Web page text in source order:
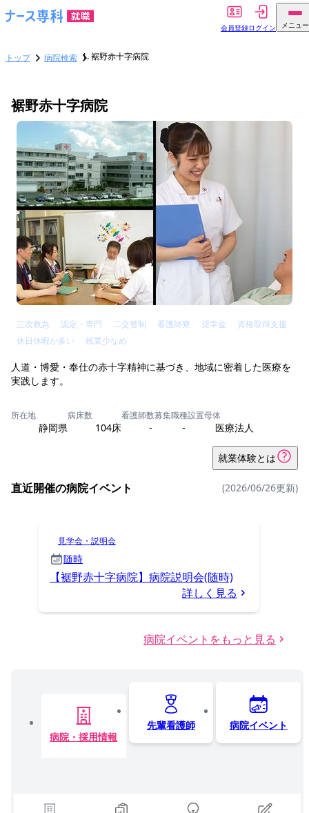
会員登録ログイン メニュー
トップ 病院検索 裾野赤十字病院
裾野赤十字病院
三次救急 認定・専門 二交替制 看護師寮 奨学金
資格取得支援
休日休暇が多い
残業少なめ
人道・博愛・奉仕の赤十字精神に基づき、地域に密着した医療を
所在地
静岡県
病床数
104床
看護師数
-
募集職種
-
設置母体
医療法人
就業体験とは
直近開催の病院イベント (2026/06/26更新)
見学会・説明会
随時
【裾野赤十字病院】病院説明会(随時)
詳しく見る
病院イベントをもっと見る
病院・採用情報
先輩看護師 病院イベント